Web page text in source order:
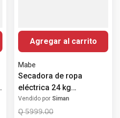
Agregar al carrito
Mabe
Secadora de ropa
eléctrica 24 kg
SME17R8MSBBP0 Mabe
Vendido por Siman
Q 5999.00